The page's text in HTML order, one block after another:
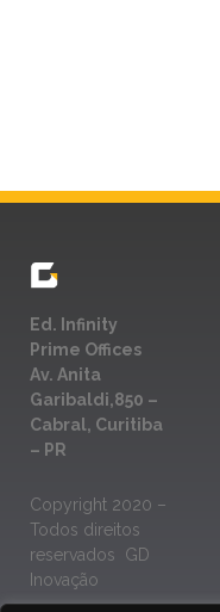
Ed. Infinity
Prime Offices
Av. Anita
Garibaldi,850 –
Cabral, Curitiba
– PR
Copyright 2020 –
Todos direitos
reservados GD
Inovação